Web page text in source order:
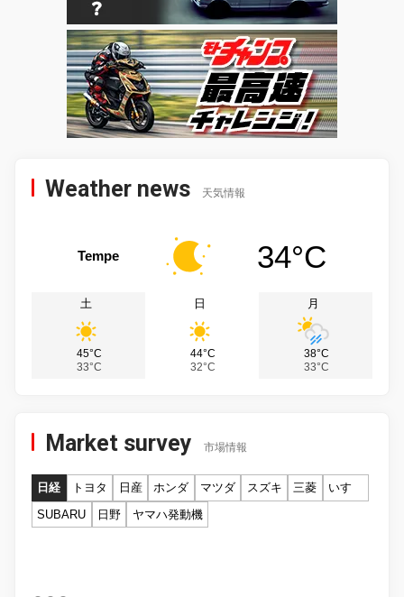
Weather news 天気情報
Tempe 34°C
土
45°C
33°C
日
44°C
32°C
月
38°C
33°C
Market survey 市場情報
日経 トヨタ 日産 ホンダ マツダ スズキ 三菱
いすゞ
SUBARU
日野 ヤマハ発動機